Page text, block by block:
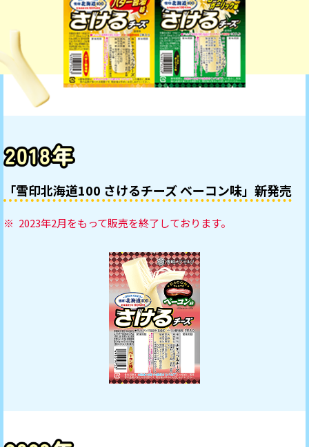
「雪印北海道100 さけるチーズ ベーコン味」新発売
2023年2月をもって販売を終了しております。